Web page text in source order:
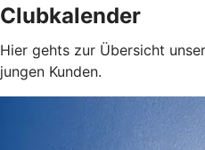
Clubkalender
Hier gehts zur Übersicht
jungen Kunden.